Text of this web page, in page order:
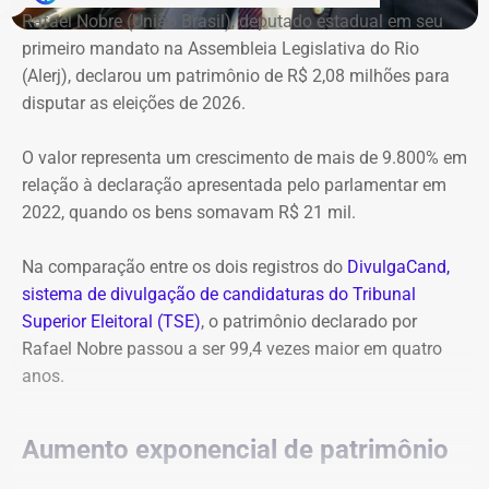
de rua. Até houve um pequeno tumulto. Mas por volta das
8 horas, o clima era de tranquilidade total”, comentou.
Outro morador, que pediu para não ter o nome divulgado,
Comunitário de Segurança do bairro chegaram a chamar
policiais do 4º Batalhão de Polícia Militar, de São
Cristóvão, para reforço da segurança. Além disso,
imóvel.
“A SPU vêm prometendo colocar a segurança patrimonial
em todas as reuniões e até o momento não fez a
implantação alegando problemas com a empresa de
pedido de posse do imóvel e estava na fase final de
análise. Agora com a entrada da ocupação não sabemos
o dobro do registrado na última eleição.
Entre os bens de maior valor também aparecem uma
cessão de quotas avaliada em R$ 20 milhões, R$ 5,6
em condomínio de R$ 3 milhões, um sítio de R$ 2,05
milhões, além de diversos imóveis, terrenos e
participações societárias.
Rafael Nobre (União Brasil), deputado estadual em seu
primeiro mandato na Assembleia Legislativa do Rio
(Alerj), declarou um patrimônio de R$ 2,08 milhões para
disputar as eleições de 2026.
O valor representa um crescimento de mais de 9.800% em
relação à declaração apresentada pelo parlamentar em
2022, quando os bens somavam R$ 21 mil.
Na comparação entre os dois registros do DivulgaCand,
sistema de divulgação de candidaturas do Tribunal
Superior Eleitoral (TSE), o patrimônio declarado por
Rafael Nobre passou a ser 99,4 vezes maior em quatro
anos.
Aumento exponencial de patrimônio